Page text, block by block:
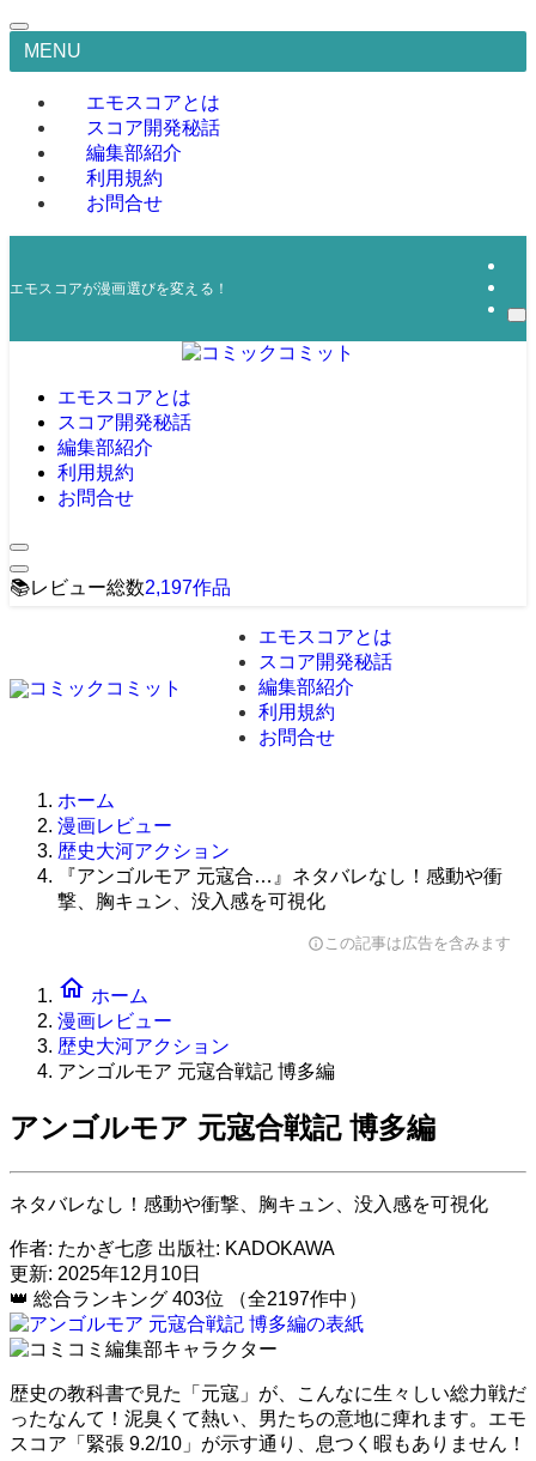
MENU
エモスコアとは
スコア開発秘話
編集部紹介
利用規約
お問合せ
エモスコアが漫画選びを変える！
エモスコアとは
スコア開発秘話
編集部紹介
利用規約
お問合せ
📚レビュー総数2,197作品
エモスコアとは
スコア開発秘話
編集部紹介
利用規約
お問合せ
ホーム
漫画レビュー
歴史大河アクション
『アンゴルモア 元寇合…』ネタバレなし！感動や衝
撃、胸キュン、没入感を可視化
infoこの記事は広告を含みます
home ホーム
漫画レビュー
歴史大河アクション
アンゴルモア 元寇合戦記 博多編
アンゴルモア 元寇合戦記 博多編
ネタバレなし！感動や衝撃、胸キュン、没入感を可視化
作者: たかぎ七彦 出版社: KADOKAWA
更新: 2025年12月10日
👑 総合ランキング 403位 （全2197作中）
歴史の教科書で見た「元寇」が、こんなに生々しい総力戦だ
ったなんて！泥臭くて熱い、男たちの意地に痺れます。 エモ
スコア「緊張 9.2/10」 が示す通り、息つく暇もありません！